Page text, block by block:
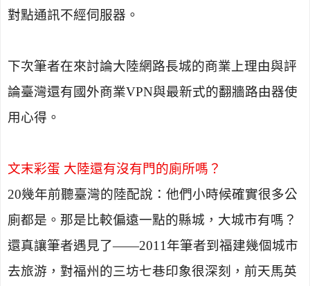
對點通訊不經伺服器。
下次筆者在來討論大陸網路長城的商業上理由與評
論臺灣還有國外商業VPN與最新式的翻牆路由器使
用心得。
文末彩蛋 大陸還有沒有門的廁所嗎？
20幾年前聽臺灣的陸配說：他們小時候確實很多公
廁都是。那是比較偏遠一點的縣城，大城市有嗎？
還真讓筆者遇見了——2011年筆者到福建幾個城市
去旅游，對福州的三坊七巷印象很深刻，前天馬英